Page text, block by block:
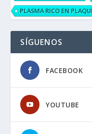
PLASMA RICO EN
SÍGUENOS
FACEBOOK
YOUTUBE